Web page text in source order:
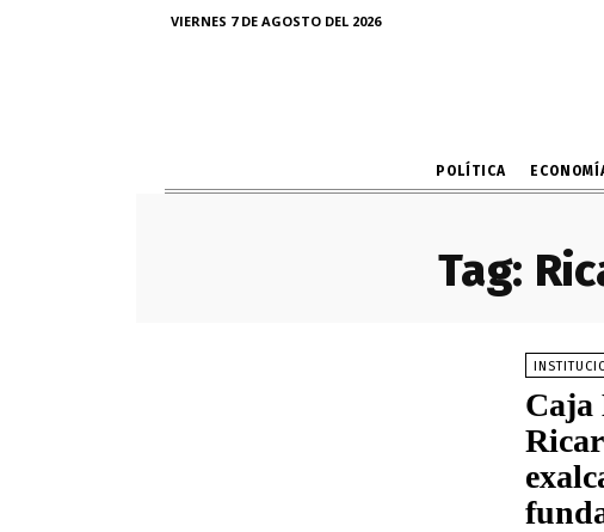
VIERNES 7 DE AGOSTO DEL 2026
POLÍTICA
Tag:
Caja